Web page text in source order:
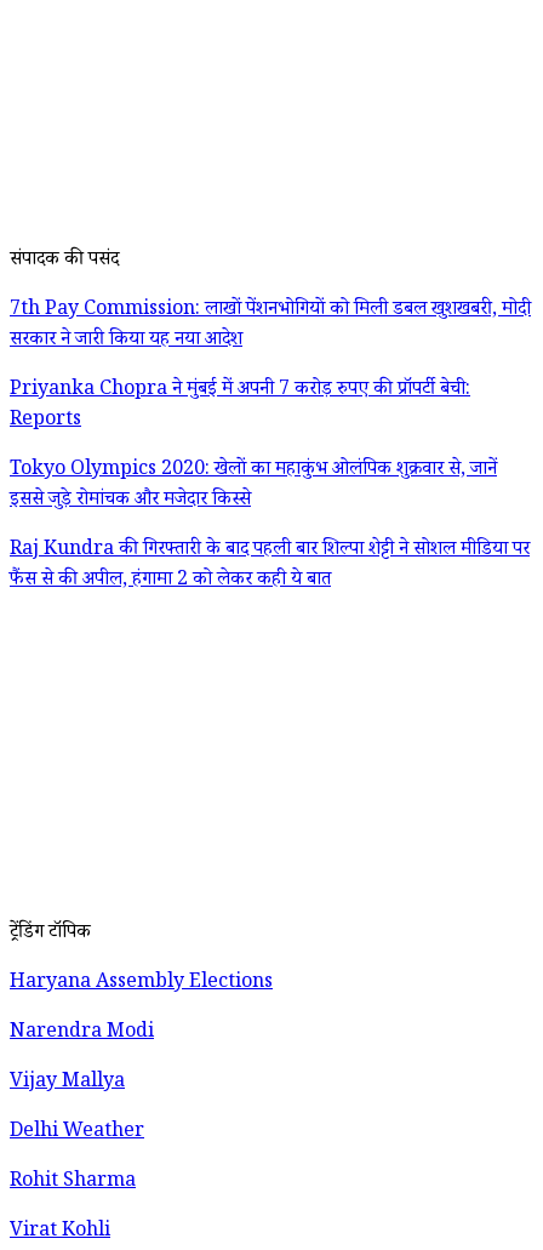
संपादक की पसंद
7th Pay Commission: लाखों पेंशनभोगियों को मिली डबल खुशखबरी, मोदी
सरकार ने जारी किया यह नया आदेश
Priyanka Chopra ने मुंबई में अपनी 7 करोड़ रुपए की प्रॉपर्टी बेची:
Reports
Tokyo Olympics 2020: खेलों का महाकुंभ ओलंपिक शुक्रवार से, जानें
इससे जुड़े रोमांचक और मजेदार किस्से
Raj Kundra की गिरफ्तारी के बाद पहली बार शिल्पा शेट्टी ने सोशल मीडिया पर
फैंस से की अपील, हंगामा 2 को लेकर कही ये बात
ट्रेंडिंग टॉपिक
Haryana Assembly Elections
Narendra Modi
Vijay Mallya
Delhi Weather
Rohit Sharma
Virat Kohli